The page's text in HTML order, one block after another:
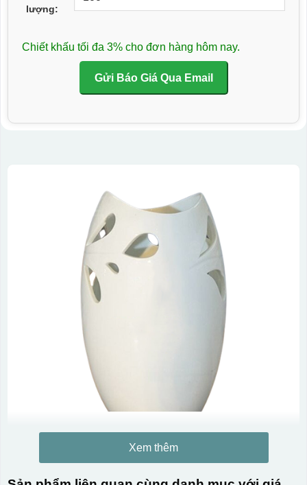
lượng:
Chiết khấu tối đa 3% cho đơn hàng hôm nay.
Gửi Báo Giá Qua Email
Xem thêm